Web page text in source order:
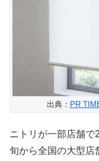
出典： PR
ニトリが一部店舗で
旬から全国の大型店